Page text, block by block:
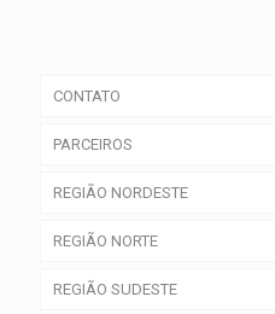
CONTATO
PARCEIROS
REGIÃO NORDESTE
REGIÃO NORTE
REGIÃO SUDESTE